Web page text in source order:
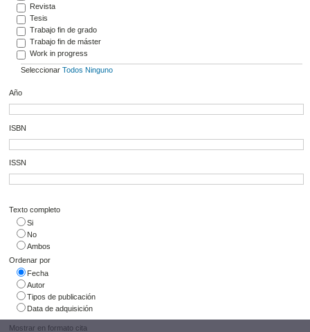
Revista
Tesis
Trabajo fin de grado
Trabajo fin de máster
Work in progress
Seleccionar Todos Ninguno
Año
ISBN
ISSN
Texto completo
Si
No
Ambos
Ordenar por
Fecha
Autor
Tipos de publicación
Data de adquisición
Mostrar en formato cita